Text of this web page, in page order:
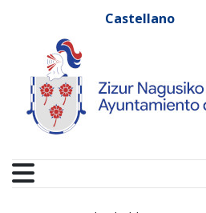
Castellano